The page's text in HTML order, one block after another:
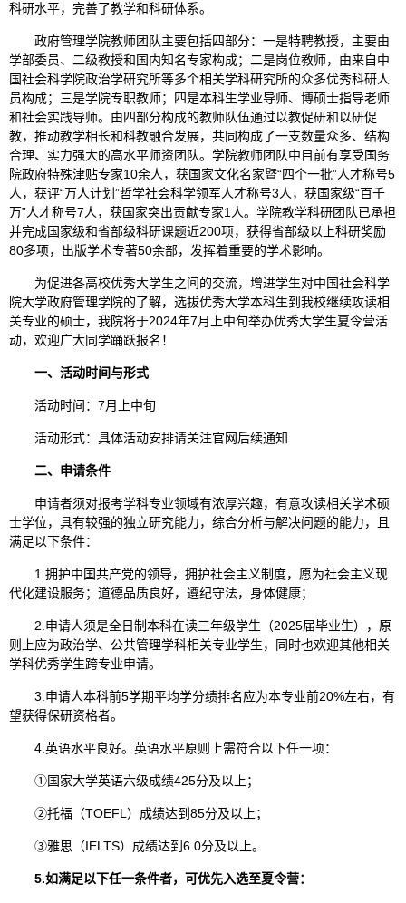
科研水平，完善了教学和科研体系。
政府管理学院教师团队主要包括四部分：一是特聘教授，主要由
学部委员、二级教授和国内知名专家构成；二是岗位教师，由来自中
国社会科学院政治学研究所等多个相关学科研究所的众多优秀科研人
员构成；三是学院专职教师；四是本科生学业导师、博硕士指导老师
和社会实践导师。由四部分构成的教师队伍通过以教促研和以研促
教，推动教学相长和科教融合发展，共同构成了一支数量众多、结构
合理、实力强大的高水平师资团队。学院教师团队中目前有享受国务
院政府特殊津贴专家10余人，获国家文化名家暨“四个一批”人才称号5
人，获评“万人计划”哲学社会科学领军人才称号3人，获国家级“百千
万”人才称号7人，获国家突出贡献专家1人。学院教学科研团队已承担
并完成国家级和省部级科研课题近200项，获得省部级以上科研奖励
80多项，出版学术专著50余部，发挥着重要的学术影响。
为促进各高校优秀大学生之间的交流，增进学生对中国社会科学
院大学政府管理学院的了解，选拔优秀大学本科生到我校继续攻读相
关专业的硕士，我院将于2024年7月上中旬举办优秀大学生夏令营活
动，欢迎广大同学踊跃报名！
一、活动时间与形式
活动时间：7月上中旬
活动形式：具体活动安排请关注官网后续通知
二、申请条件
申请者须对报考学科专业领域有浓厚兴趣，有意攻读相关学术硕
士学位，具有较强的独立研究能力，综合分析与解决问题的能力，且
满足以下条件：
1.拥护中国共产党的领导，拥护社会主义制度，愿为社会主义现
代化建设服务；道德品质良好，遵纪守法，身体健康；
2.申请人须是全日制本科在读三年级学生（2025届毕业生），原
则上应为政治学、公共管理学科相关专业学生，同时也欢迎其他相关
学科优秀学生跨专业申请。
3.申请人本科前5学期平均学分绩排名应为本专业前20%左右，有
望获得保研资格者。
4.英语水平良好。英语水平原则上需符合以下任一项：
①国家大学英语六级成绩425分及以上；
②托福（TOEFL）成绩达到85分及以上；
③雅思（IELTS）成绩达到6.0分及以上。
5.如满足以下任一条件者，可优先入选至夏令营：